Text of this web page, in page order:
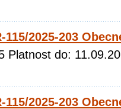
115/2025-203
Platnost do:
115/2025-203